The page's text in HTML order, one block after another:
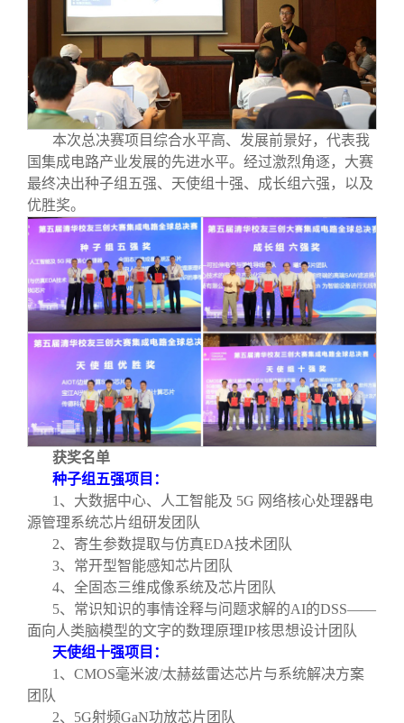
本次总决赛项目综合水平高、发展前景好，代表我
国集成电路产业发展的先进水平。经过激烈角逐，大赛
最终决出种子组五强、天使组十强、成长组六强，以及
优胜奖。
获奖名单
种子组五强项目：
1 、大数据中心、人工智能及 5G 网络核心处理器电
源管理系统芯片组研发团队
2、寄生参数提取与仿真EDA技术团队
3、常开型智能感知芯片团队
4、全固态三维成像系统及芯片团队
5、常识知识的事情诠释与问题求解的AI的DSS——
面向人类脑模型的文字的数理原理IP核思想设计团队
天使组十强项目：
1 、CMOS毫米波/太赫兹雷达芯片与系统解决方案
团队
2、5G射频GaN功放芯片团队